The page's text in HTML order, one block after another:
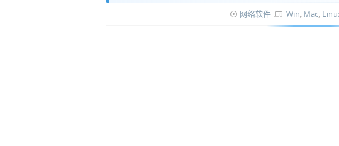
网络软件 Win, Mac,